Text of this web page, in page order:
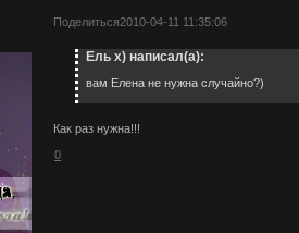
Поделиться2010-04-11 11:35:06
Ель х) написал(а):
вам Елена не нужна случайно?)
Как раз нужна!!!
0